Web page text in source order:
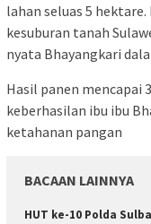
lahan seluas 5
kesuburan tanah
nyata Bhayangkari
Hasil panen mencapai
keberhasilan ibu ibu
ketahanan pangan
BACAAN LAINNYA
HUT ke-10 Polda